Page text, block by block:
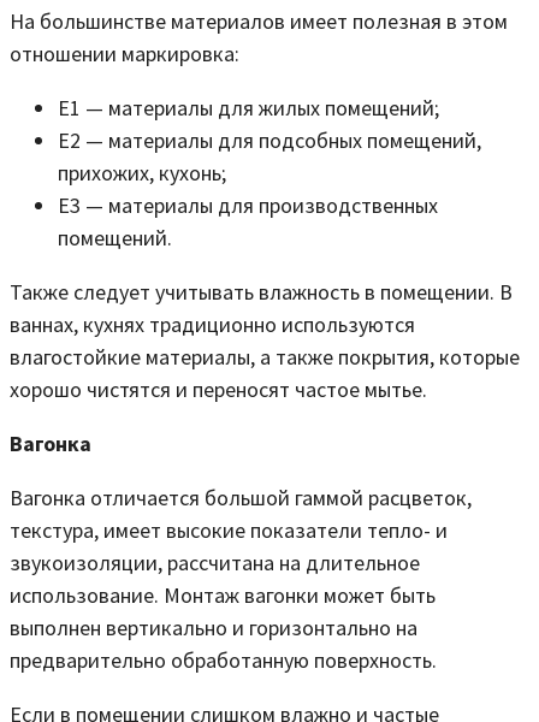
На большинстве материалов имеет полезная в этом
отношении маркировка:
Е1 — материалы для жилых помещений;
Е2 — материалы для подсобных помещений,
прихожих, кухонь;
Е3 — материалы для производственных
помещений.
Также следует учитывать влажность в помещении. В
ваннах, кухнях традиционно используются
влагостойкие материалы, а также покрытия, которые
хорошо чистятся и переносят частое мытье.
Вагонка
Вагонка отличается большой гаммой расцветок,
текстура, имеет высокие показатели тепло- и
звукоизоляции, рассчитана на длительное
использование. Монтаж вагонки может быть
выполнен вертикально и горизонтально на
предварительно обработанную поверхность.
Если в помещении слишком влажно и частые